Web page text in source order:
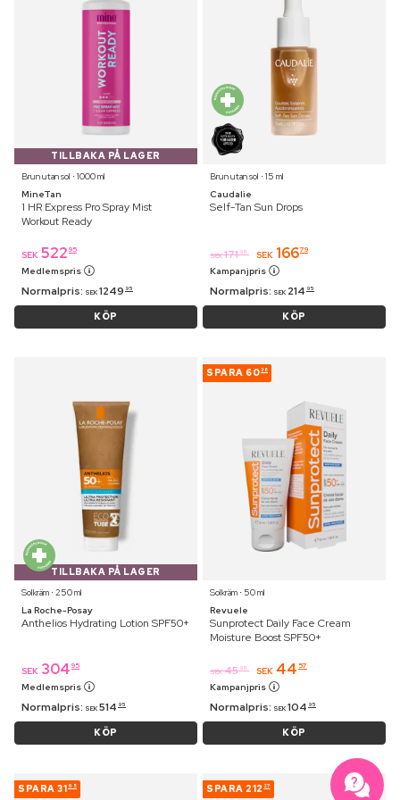
TILLBAKA PÅ LAGER
Brun utan sol ⋅ 1000 ml
MineTan
1 HR Express Pro Spray Mist
Workout Ready
SEK 522 95
Medlemspris
Normalpris: SEK 1249 95
KÖP
Brun utan sol ⋅ 15 ml
Caudalie
Self-Tan Sun Drops
SEK 171 95 SEK 16679
Kampanjpris
Normalpris: SEK 214 95
KÖP
TILLBAKA PÅ LAGER
Solkräm ⋅ 250 ml
La Roche-Posay
Anthelios Hydrating Lotion SPF50+
SEK 304 95
Medlemspris
Normalpris: SEK 514 95
KÖP
SPARA 6038
Solkräm ⋅ 50 ml
Revuele
Sunprotect Daily Face Cream
Moisture Boost SPF50+
SEK 45 95 SEK 44 57
Kampanjpris
Normalpris: SEK 104 95
KÖP
SPARA 31 65 SPARA 212 27